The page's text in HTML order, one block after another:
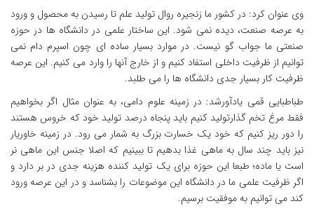
وی عنوان کرد: در کشور ما زنجیره روال تولید علم تا رسیدن به محصول و ورود
به عرصه صنعت، دیده نمی شود. این ساختار علمی در دانشگاه ها در حوزه
صنعتی ما جواب گو نیست. در موارد بسیار ساده ای چون اسپرم دام نمی
توانیم از ظرفیت داخلی استفاد کنیم و از خارج آنها را وارد می کنیم. این عرصه
ظرفیت کار بسیار جدی دانشگاه ها را می طلبد.
طباطبایی قمی یادآورشد: در زمینه علوم دامی، به عنوان مثال اگر بخواهیم
فقط مرغ تخم گذارتولید کنیم باید پنجاه درصد تولید خود که خروس هستند
را دور ریز کنیم که خود یک خسارت بزرگ به شمار می رود. در زمینه خاوریار
نیز باید چند سال به ماهی غذا بدهیم تا ببینیم که اصلا جنس این ماهی نر
است یا ماده؛ طبعا این حوزه برای یک تولید کننده هزینه جدی در بر دارد و
اگر ظرفیت علمی ما در دانشگاه این موضوعات را بشناسد و در این عرصه ورود
کند می توانیم به موفقیت برسیم.